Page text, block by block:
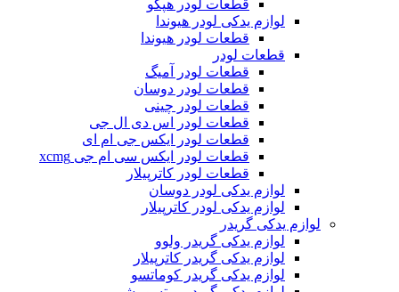
قطعات لودر هپکو
لوازم یدکی لودر هیوندا
قطعات لودر هیوندا
قطعات لودر
قطعات لودر آمیگ
قطعات لودر دوسان
قطعات لودر چینی
قطعات لودر اس دی ال جی
قطعات لودر ایکس جی ام ای
قطعات لودر ایکس سی ام جی xcmg
قطعات لودر کاترپیلار
لوازم یدکی لودر دوسان
لوازم یدکی لودر کاترپیلار
لوازم یدکی گریدر
لوازم یدکی گریدر ولوو
لوازم یدکی گریدر کاترپیلار
لوازم یدکی گریدر کوماتسو